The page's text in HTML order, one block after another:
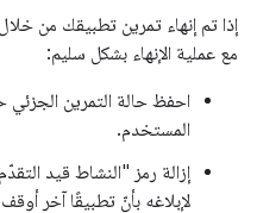
إذا تم إنهاء تمرين تطبيقك من
مع عملية الإنهاء بشكل سليم:
احفظ حالة التمرين
المستخدم.
إزالة رمز "النشاط قيد
لإبلاغه بأنّ تطبيقًا آخر